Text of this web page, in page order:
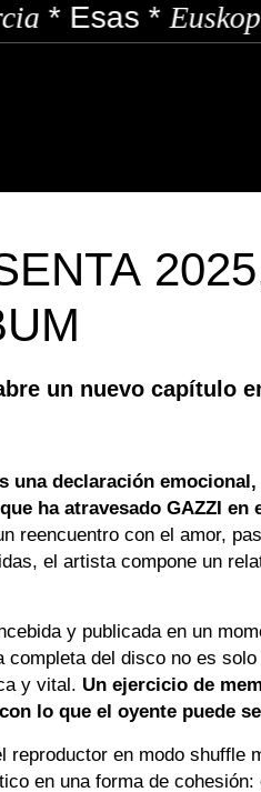
*
un nuevo capítulo
una declaración
ha atravesado GAZZI en
reencuentro con el amor,
el artista compone un
y publicada en un
del disco no es
y vital. Un ejercicio de
lo que el oyente puede
reproductor en modo shuffle
en una forma de cohesión: